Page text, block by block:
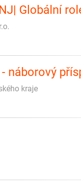
Globální
kraje